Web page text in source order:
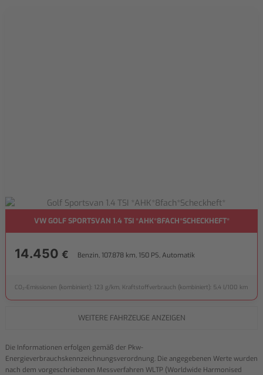
VW GOLF SPORTSVAN 1.4 TSI *AHK*8FACH*SCHECKHEFT*
14.450 € Benzin, 107.878 km, 150 PS, Automatik
CO₂-Emissionen (kombiniert): 123 g/km, Kraftstoffverbrauch (kombiniert): 5,4 l/100 km
WEITERE FAHRZEUGE ANZEIGEN
Die Informationen erfolgen gemäß der Pkw-
Energieverbrauchskennzeichnungsverordnung. Die angegebenen Werte wurden
nach dem vorgeschriebenen Messverfahren WLTP (Worldwide Harmonised